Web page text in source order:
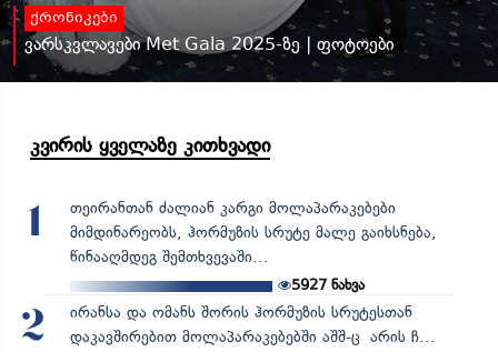
ქრონიკები
ვარსკვლავები Met Gala 2025-ზე | ფოტოები
კვირის ყველაზე კითხვადი
1
თეირანთან ძალიან კარგი მოლაპარაკებები
მიმდინარეობს, ჰორმუზის სრუტე მალე გაიხსნება,
წინააღმდეგ შემთხვევაში...
5927 ნახვა
2
ირანსა და ომანს შორის ჰორმუზის სრუტესთან
დაკავშირებით მოლაპარაკებებში აშშ-ც არის ჩ...